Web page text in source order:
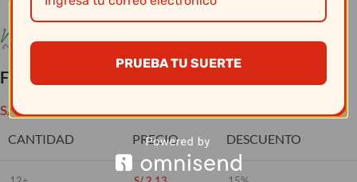
Flanera Gelatinero Generico Liso 165 Ml
S/2.50
CANTIDAD PRECIO DESCUENTO
PRUEBA TU SUERTE